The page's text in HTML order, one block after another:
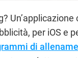
per iOS e
di